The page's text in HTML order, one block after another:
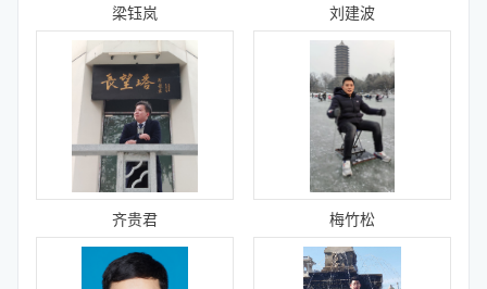
梁钰岚 刘建波
齐贵君 梅竹松